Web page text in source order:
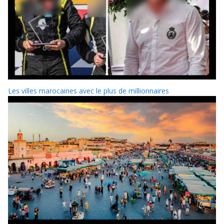
Les villes marocaines avec le plus de millionnaires